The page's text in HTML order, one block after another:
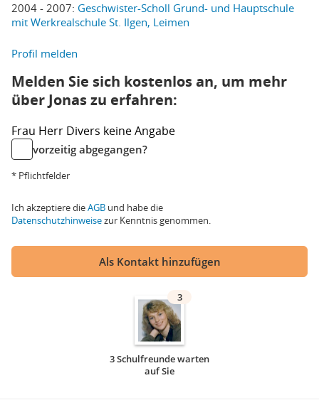
2004 - 2007: Geschwister-Scholl Grund- und Hauptschule
mit Werkrealschule St. Ilgen, Leimen
Profil melden
Melden Sie sich kostenlos an, um mehr
über Jonas zu erfahren:
Frau Herr Divers keine Angabe
vorzeitig abgegangen?
* Pflichtfelder
Ich akzeptiere dieAGB und habe die
Datenschutzhinweisezur Kenntnis genommen.
Als Kontakt hinzufügen
3
3 Schulfreunde warten
auf Sie